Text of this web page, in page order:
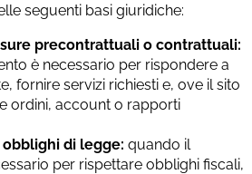
seguenti basi giuridiche:
precontrattuali o contrattuali:
è necessario per rispondere a
fornire servizi richiesti e, ove il sito
ordini, account o rapporti
di legge: quando il
per rispettare obblighi fiscali,